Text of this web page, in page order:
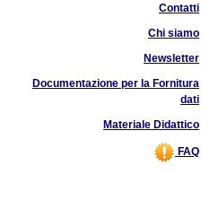
Contatti
Chi siamo
Newsletter
Documentazione per la Fornitura
dati
Materiale Didattico
FAQ